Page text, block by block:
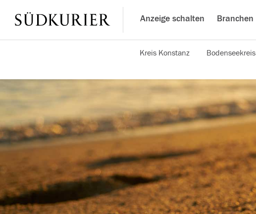
Anzeige schalten Branchen
Kreis Konstanz Bodenseekreis